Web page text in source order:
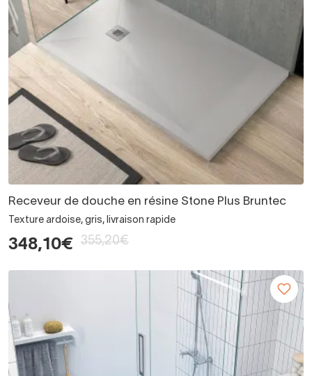
Receveur de douche en résine Stone Plus Bruntec
Texture ardoise, gris, livraison rapide
348,10€ 355,20€